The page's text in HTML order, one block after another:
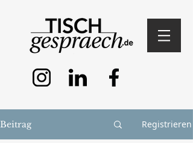
Beitrag Registrieren